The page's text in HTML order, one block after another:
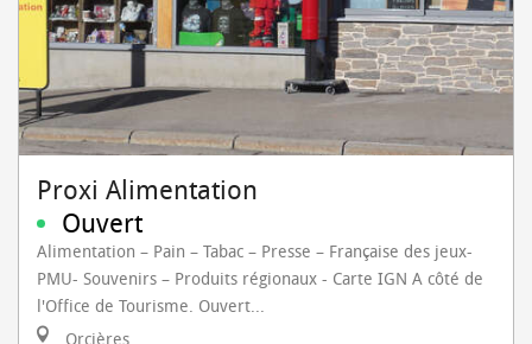
Proxi Alimentation
Ouvert
Alimentation – Pain – Tabac – Presse – Française des jeux-
PMU- Souvenirs – Produits régionaux - Carte IGN A côté de
l'Office de Tourisme. Ouvert...
Orcières